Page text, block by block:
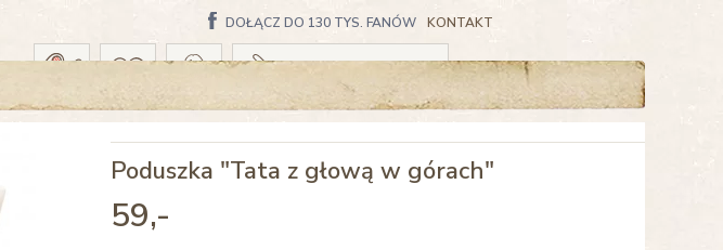
DOŁĄCZ DO 130 TYS. FANÓW KONTAKT
Koszyk pusty
Poduszka "Tata z głową w górach"
59,-